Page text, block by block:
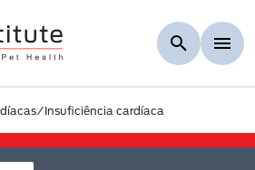
Insuficiência cardíaca